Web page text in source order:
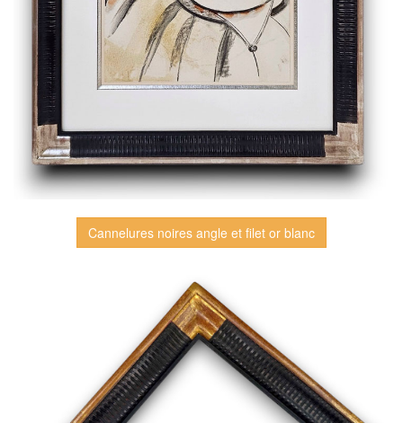
Cannelures noires angle et filet or blanc